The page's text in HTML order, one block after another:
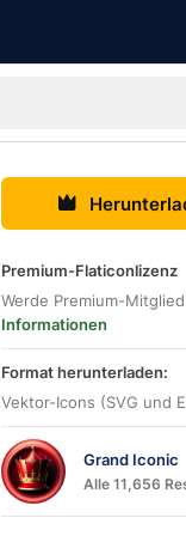
Premium-Flaticonlizenz
Werde Premium-
Informationen
Format herunterladen:
Vektor-Icons (SVG und
Grand Iconic
Alle 11,656